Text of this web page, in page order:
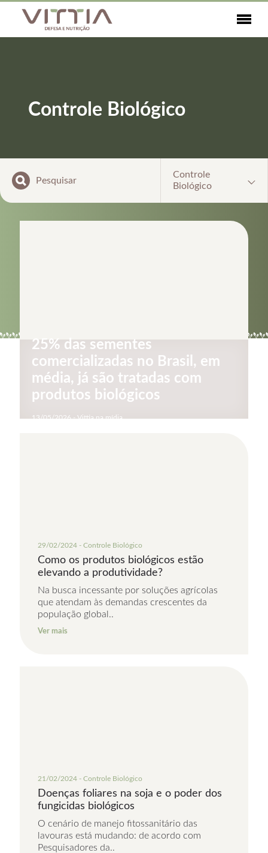
Controle Biológico
Controle
Biológico
25% das sementes
comercializadas no Brasil, em
média, já são tratadas com
produtos biológicos
13/05/2026 - Vittia na mídia
29/02/2024 - Controle Biológico
Como os produtos biológicos estão
elevando a produtividade?
Na busca incessante por soluções agrícolas
que atendam às demandas crescentes da
população global..
Ver mais
21/02/2024 - Controle Biológico
Doenças foliares na soja e o poder dos
fungicidas biológicos
O cenário de manejo fitossanitário das
lavouras está mudando: de acordo com
Pesquisadores da..